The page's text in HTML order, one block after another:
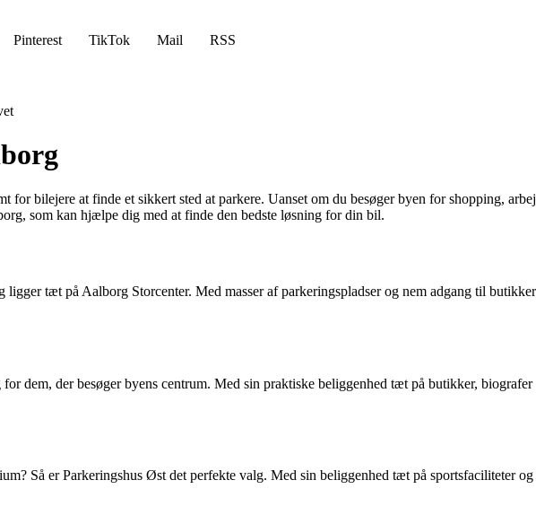
Pinterest TikTok Mail RSS
for bilejere at finde et sikkert sted at parkere. Uanset om du besøger byen for shopping,
som kan hjælpe dig med at finde den bedste løsning for din bil.
tæt på Aalborg Storcenter. Med masser af parkeringspladser og nem adgang til
dem, der besøger byens centrum. Med sin praktiske beliggenhed tæt på butikker,
Så er Parkeringshus Øst det perfekte valg. Med sin beliggenhed tæt på sportsfaciliteter og